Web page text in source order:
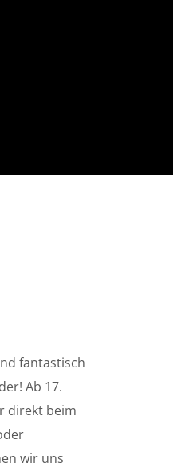
fantastisch
Ab 17.
direkt beim
wir uns